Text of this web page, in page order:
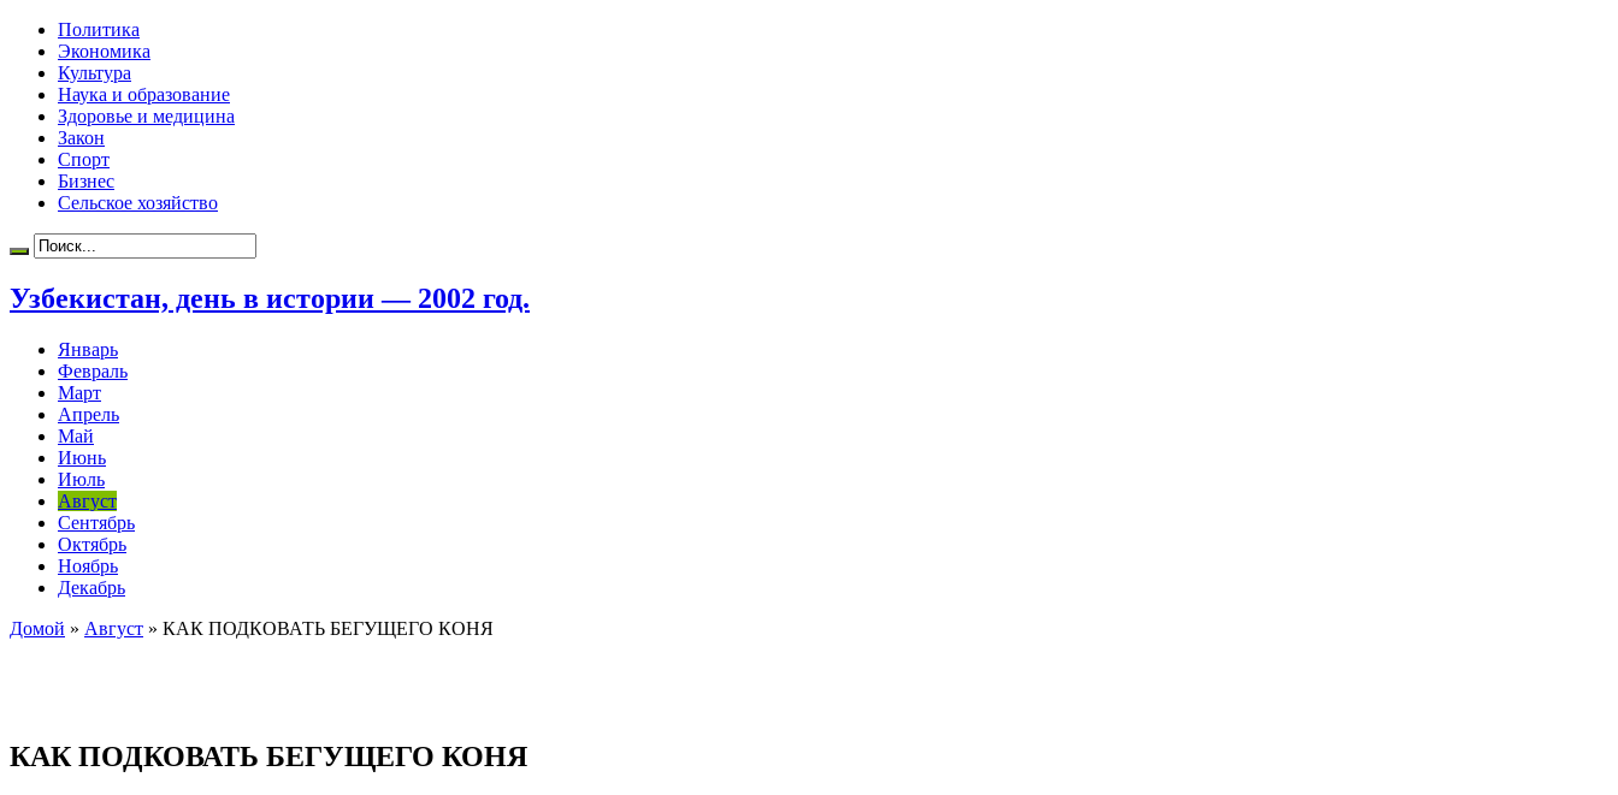
Политика
Экономика
Культура
Наука и образование
Здоровье и медицина
Закон
Спорт
Бизнес
Сельское хозяйство
Узбекистан, день в истории — 2002 год.
Январь
Февраль
Март
Апрель
Май
Июнь
Июль
Август
Сентябрь
Октябрь
Ноябрь
Декабрь
Домой » Август » КАК ПОДКОВАТЬ БЕГУЩЕГО КОНЯ
КАК ПОДКОВАТЬ БЕГУЩЕГО КОНЯ